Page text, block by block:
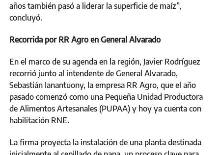
años también pasó a liderar la superficie de maíz”,
concluyó.
Recorrida por RR Agro en General Alvarado
En el marco de su agenda en la región, Javier Rodríguez
recorrió junto al intendente de General Alvarado,
Sebastián Ianantuony, la empresa RR Agro, que el año
pasado comenzó como una Pequeña Unidad Productora
de Alimentos Artesanales (PUPAA) y hoy ya cuenta con
habilitación RNE.
La firma proyecta la instalación de una planta destinada